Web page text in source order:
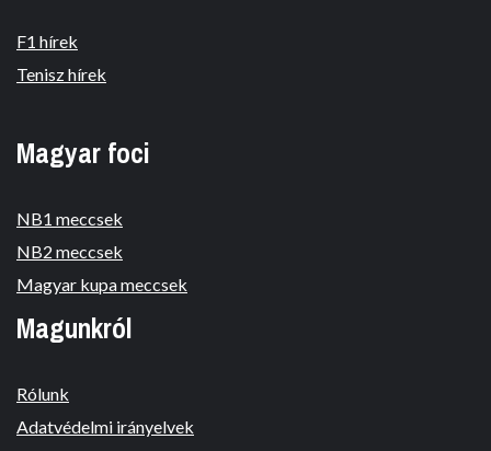
F1 hírek
Tenisz hírek
Magyar foci
NB1 meccsek
NB2 meccsek
Magyar kupa meccsek
Magunkról
Rólunk
Adatvédelmi irányelvek